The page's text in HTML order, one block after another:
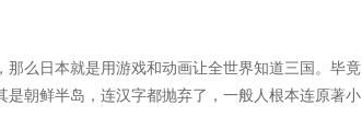
么日本就是用游戏和动画让全世界知道三国。毕竟
朝鲜半岛，连汉字都抛弃了，一般人根本连原著小